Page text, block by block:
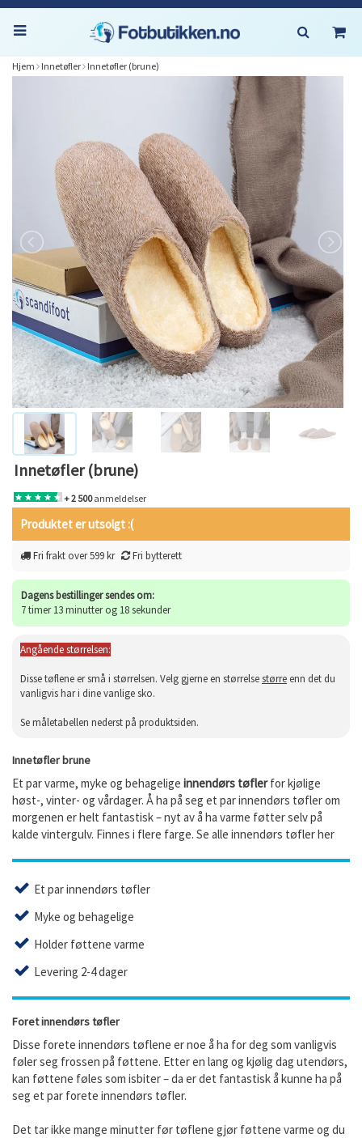
Hjem Innetøfler Innetøfler (brune)
Innetøfler (brune)
+ 2 500anmeldelser
Produktet er utsolgt :(
Fri frakt over 599 kr Fri bytterett
Dagens bestillinger sendes om:
7 timer 13 minutter og 18 sekunder
Angående størrelsen:
Disse tøflene er små i størrelsen. Velg gjerne en størrelsestørre enn det du
vanligvis har i dine vanlige sko.
Se måletabellen nederst på produktsiden.
Innetøfler brune
Et par varme, myke og behagelige innendørs tøflerfor kjølige
høst-, vinter- og vårdager. Å ha på seg et par innendørs tøfler om
morgenen er helt fantastisk – nyt av å ha varme føtter selv på
kalde vintergulv. Finnes i flere farge. Se alle innendørs tøfler her
Et par innendørs tøfler
Myke og behagelige
Holder føttene varme
Levering 2-4 dager
Foret innendørs tøfler
Disse forete innendørs tøflene er noe å ha for deg som vanligvis
føler seg frossen på føttene. Etter en lang og kjølig dag utendørs,
kan føttene føles som isbiter – da er det fantastisk å kunne ha på
seg et par forete innendørs tøfler.
Det tar ikke mange minutter før tøflene gjør føttene varme og du